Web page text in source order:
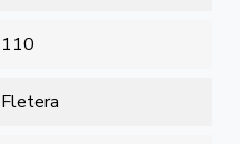
110
Fletera